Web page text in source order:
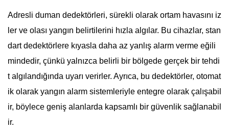
Adresli duman dedektörleri, sürekli olarak ortam havasını iz
ler ve olası yangın belirtilerini hızla algılar. Bu cihazlar, stan
dart dedektörlere kıyasla daha az yanlış alarm verme eğili
mindedir, çünkü yalnızca belirli bir bölgede gerçek bir tehdi
t algılandığında uyarı verirler. Ayrıca, bu dedektörler, otomat
ik olarak yangın alarm sistemleriyle entegre olarak çalışabil
ir, böylece geniş alanlarda kapsamlı bir güvenlik sağlanabil
ir.